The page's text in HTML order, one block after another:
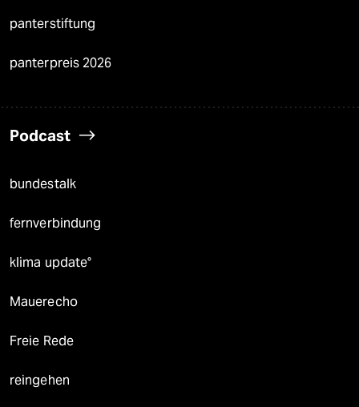
panterstiftung
panterpreis 2026
Podcast
bundestalk
fernverbindung
klima update°
Mauerecho
Freie Rede
reingehen